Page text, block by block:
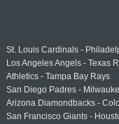
St. Louis Cardinals -
Los Angeles Angels - Texas
Athletics - Tampa Bay Rays
San Diego Padres -
Arizona Diamondbacks -
San Francisco Giants -